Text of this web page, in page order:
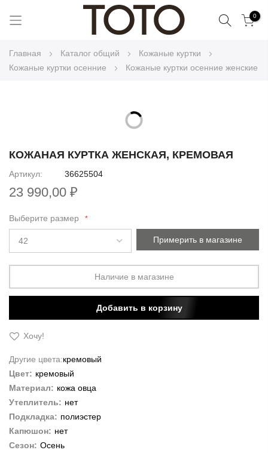
Поиск0
Главная Каталог общий
Кожаные куртки
Кожаные куртки осенние
Кожаные куртки осенние женские
end
of
the
gallery
to
beginning
of
images
gallery
КОЖАНАЯ КУРТКА ЖЕНСКАЯ, КРЕМОВАЯ
Артикул 36625504
23 990,00 ₽
Выберите размер
Примерить в магазине
Наличие в магазине
Добавить в корзину
Хочу!
Другие цвета:кремовый
Цвет: кремовый
Материал: кожа овца
Утеплитель: нет
Подкладка: полиэстер
Капюшон: нет
Сезон: Осень